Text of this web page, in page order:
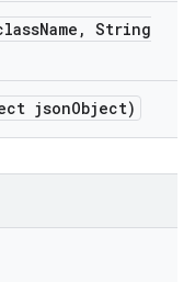
Name , String
jsonObject)